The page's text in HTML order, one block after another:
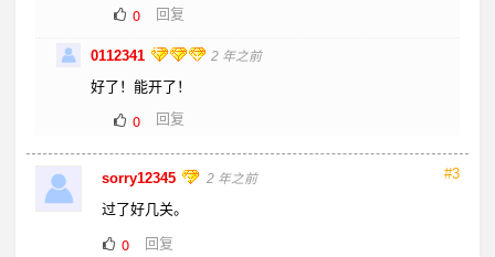
0
回复
0112341 2 年之前
好了！能开了！
0
回复
#3
sorry12345 2 年之前
过了好几关。
0
回复